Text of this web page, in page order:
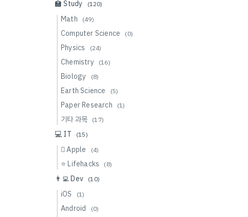
🏫 Study (120)
Math (49)
Computer Science (0)
Physics (24)
Chemistry (16)
Biology (8)
Earth Science (5)
Paper Research (1)
기타 과목 (17)
💻 IT (15)
 Apple (4)
⭐️ Lifehacks (8)
👨‍💻 Dev (10)
iOS (1)
Android (0)